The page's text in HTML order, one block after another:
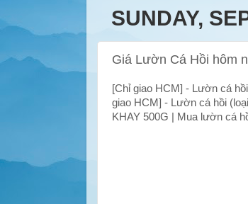
SUNDAY,
Giá Lườn Cá Hồi hôm
[Chỉ giao HCM] - Lườn cá
giao HCM] - Lườn cá hồi
KHAY 500G | Mua lườn cá